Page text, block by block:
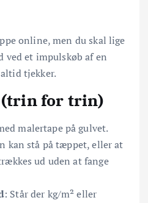
online, men du skal lige
ved et impulskøb af en
tjekker.
(trin for trin)
malertape på gulvet.
kan stå på tæppet, eller at
ud uden at fange
: Står der kg/m² eller